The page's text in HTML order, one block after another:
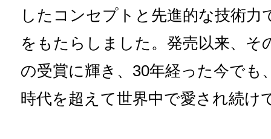
したコンセプトと先進的な技術
をもたらしました。発売以来、そ
の受賞に輝き、30年経った今でも
時代を超えて世界中で愛され続け